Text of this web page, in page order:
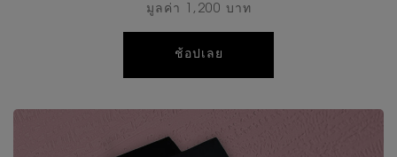
มูลค่า 1,200 บาท
ช้อปเลย